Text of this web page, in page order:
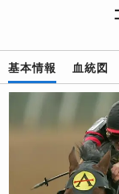
基本情報 血統図